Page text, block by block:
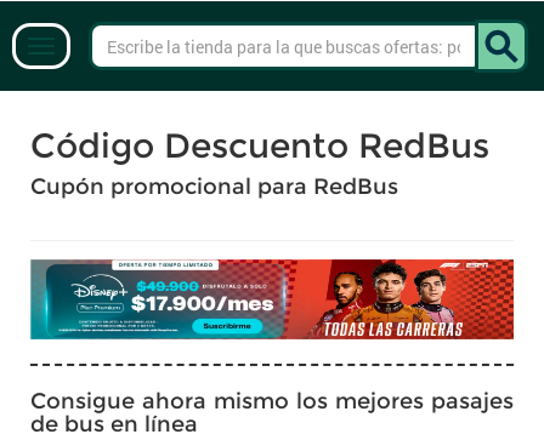
Código Descuento RedBus
Cupón promocional para RedBus
Consigue ahora mismo los mejores pasajes
de bus en línea